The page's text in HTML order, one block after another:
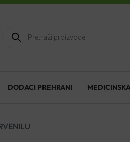
Products
search
DODACI PREHRANI